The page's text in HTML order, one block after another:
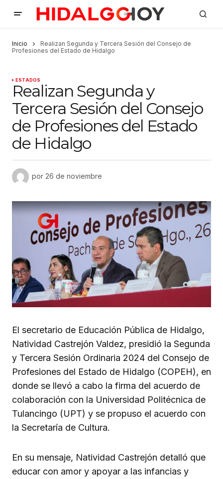
Inicio
Realizan Segunda y Tercera Sesión del Consejo de
Profesiones del Estado de Hidalgo
ESTADOS
Realizan Segunda y
Tercera Sesión del Consejo
de Profesiones del Estado
de Hidalgo
por 26 de noviembre
El secretario de Educación Pública de Hidalgo,
Natividad Castrejón Valdez, presidió la Segunda
y Tercera Sesión Ordinaria 2024 del Consejo de
Profesiones del Estado de Hidalgo (COPEH), en
donde se llevó a cabo la firma del acuerdo de
colaboración con la Universidad Politécnica de
Tulancingo (UPT) y se propuso el acuerdo con
la Secretaría de Cultura.
En su mensaje, Natividad Castrejón detalló que
educar con amor y apoyar a las infancias y